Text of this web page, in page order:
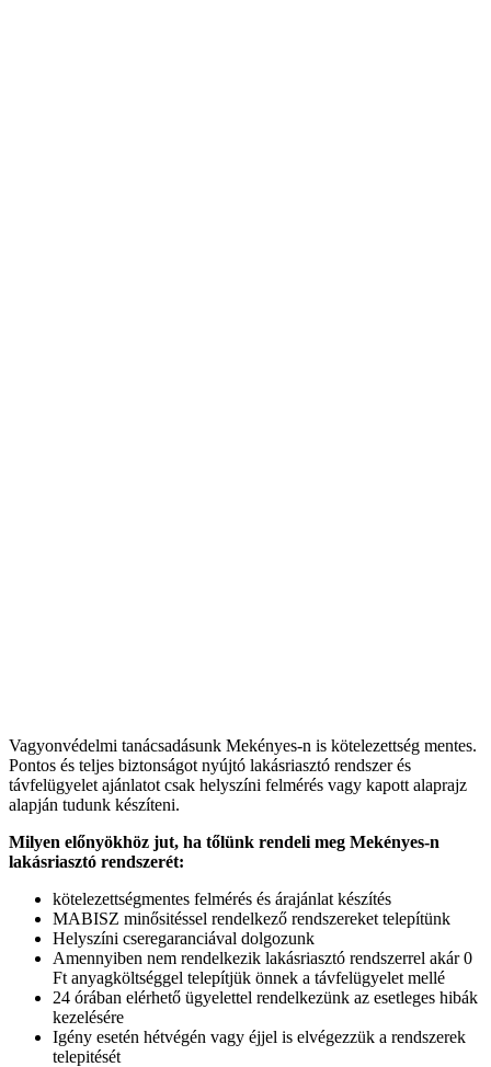
Vagyonvédelmi tanácsadásunk Mekényes-n is kötelezettség mentes.
Pontos és teljes biztonságot nyújtó lakásriasztó rendszer és
távfelügyelet ajánlatot csak helyszíni felmérés vagy kapott alaprajz
alapján tudunk készíteni.
Milyen előnyökhöz jut, ha tőlünk rendeli meg Mekényes-n
lakásriasztó rendszerét:
kötelezettségmentes felmérés és árajánlat készítés
MABISZ minősitéssel rendelkező rendszereket telepítünk
Helyszíni cseregaranciával dolgozunk
Amennyiben nem rendelkezik lakásriasztó rendszerrel akár 0
Ft anyagköltséggel telepítjük önnek a távfelügyelet mellé
24 órában elérhető ügyelettel rendelkezünk az esetleges hibák
kezelésére
Igény esetén hétvégén vagy éjjel is elvégezzük a rendszerek
telepitését